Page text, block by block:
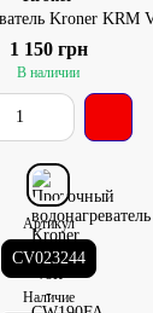
Kroner KRM
1 150 грн
В наличии
Артикул
CV023244
Наличие